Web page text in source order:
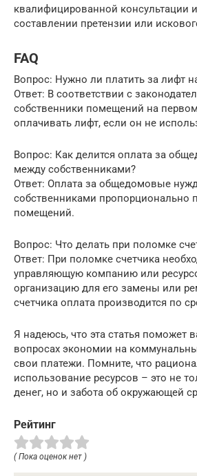
квалифицированной консультации
составлении претензии или
FAQ
Вопрос: Нужно ли платить за лифт
Ответ: В соответствии с
собственники помещений на
оплачивать лифт, если он не
Вопрос: Как делится оплата за
между собственниками?
Ответ: Оплата за общедомовые
собственниками пропорционально
помещений.
Вопрос: Что делать при поломке
Ответ: При поломке счетчика
управляющую компанию или
организацию для его замены или
счетчика оплата производится по
Я надеюсь, что эта статья поможет
вопросах экономии на
свои платежи. Помните, что
использование ресурсов – это не
денег, но и забота об окружающей
Рейтинг
( Пока оценок нет )